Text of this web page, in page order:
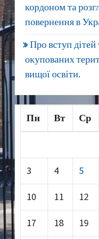
кордоном та
повернення в
Про вступ
окупованих
вищої освіти.
Пн Вт Ср
3 4 5
10 11 12
17 18 19